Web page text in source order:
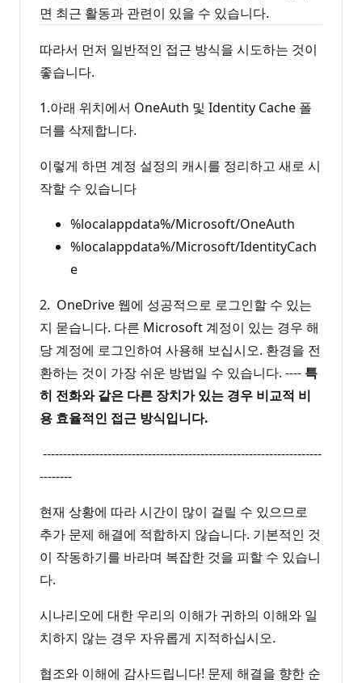
면 최근 활동과 관련이 있을 수 있습니다.
따라서 먼저 일반적인 접근 방식을 시도하는 것이
좋습니다.
1.아래 위치에서 OneAuth 및 Identity Cache 폴
더를 삭제합니다.
이렇게 하면 계정 설정의 캐시를 정리하고 새로 시
작할 수 있습니다
%localappdata%/Microsoft/OneAuth
%localappdata%/Microsoft/IdentityCach
e
2. OneDrive 웹에 성공적으로 로그인할 수 있는
지 묻습니다. 다른 Microsoft 계정이 있는 경우 해
당 계정에 로그인하여 사용해 보십시오. 환경을 전
환하는 것이 가장 쉬운 방법일 수 있습니다. ---- 특
히 전화와 같은 다른 장치가 있는 경우 비교적 비
용 효율적인 접근 방식입니다.
---------------------------------------------------------------------
--------
현재 상황에 따라 시간이 많이 걸릴 수 있으므로
추가 문제 해결에 적합하지 않습니다. 기본적인 것
이 작동하기를 바라며 복잡한 것을 피할 수 있습니
다.
시나리오에 대한 우리의 이해가 귀하의 이해와 일
치하지 않는 경우 자유롭게 지적하십시오.
협조와 이해에 감사드립니다! 문제 해결을 향한 순